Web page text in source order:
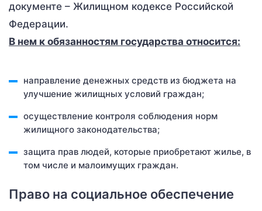
документе – Жилищном кодексе Российской
Федерации.
В нем к обязанностям государства относится:
направление денежных средств из бюджета на
улучшение жилищных условий граждан;
осуществление контроля соблюдения норм
жилищного законодательства;
защита прав людей, которые приобретают жилье, в
том числе и малоимущих граждан.
Право на социальное обеспечение